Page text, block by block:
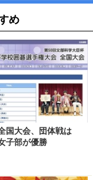
め
国大会、団体戦は
子部が優勝